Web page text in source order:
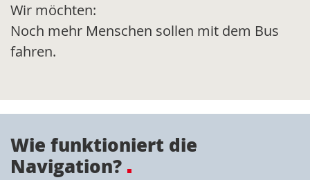
Wir möchten:
Noch mehr Menschen sollen mit dem Bus
fahren.
Wie funktioniert die
Navigation?